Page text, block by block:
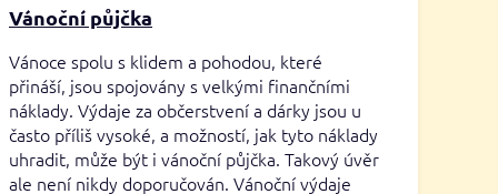
Vánoční půjčka
Vánoce spolu s klidem a pohodou, které
přináší, jsou spojovány s velkými finančními
náklady. Výdaje za občerstvení a dárky jsou u
často příliš vysoké, a možností, jak tyto náklady
uhradit, může být i vánoční půjčka. Takový úvěr
ale není nikdy doporučován. Vánoční výdaje